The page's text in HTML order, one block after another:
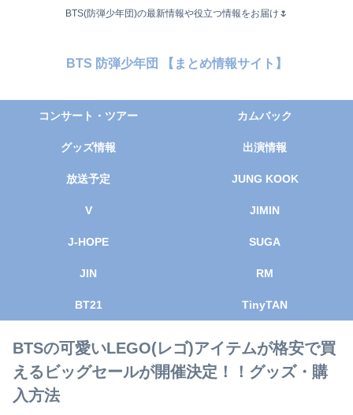
BTS(防弾少年団)の最新情報や役立つ情報をお届け🌷
BTS 防弾少年団 【まとめ情報サイト】
コンサート・ツアー カムバック
グッズ情報 出演情報
放送予定 JUNG KOOK
V JIMIN
J-HOPE SUGA
JIN RM
BT21 TinyTAN
BTSの可愛いLEGO(レゴ)アイテムが格安で買
えるビッグセールが開催決定！！グッズ・購
入方法